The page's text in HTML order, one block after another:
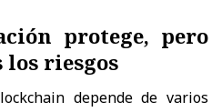
protege, pero
riesgos
depende de varios